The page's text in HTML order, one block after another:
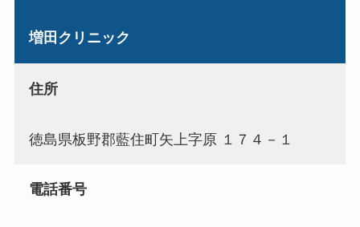
増田クリニック
住所
徳島県板野郡藍住町矢上字原 １７４－１
電話番号